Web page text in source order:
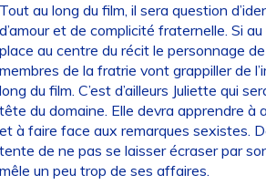
au long du film, il sera question
et de complicité fraternelle. Si
au centre du récit le personnage
de la fratrie vont grappiller de
du film. C’est d’ailleurs Juliette qui
du domaine. Elle devra apprendre à
à faire face aux remarques sexistes.
de ne pas se laisser écraser par
un peu trop de ses affaires.